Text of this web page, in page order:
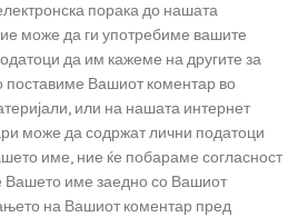
порака до нашата
може да ги употребиме вашите
да им кажеме на другите за
поставиме Вашиот коментар во
или на нашата интернет
може да содржат лични податоци
име, ние ќе побараме согласност
Вашето име заедно со Вашиот
на Вашиот коментар пред